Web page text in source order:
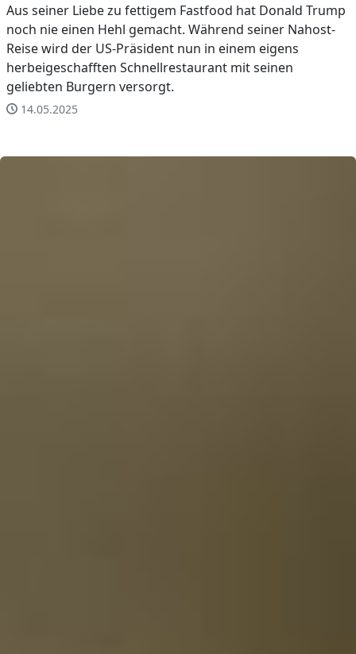
Aus seiner Liebe zu fettigem Fastfood hat Donald Trump
noch nie einen Hehl gemacht. Während seiner Nahost-
Reise wird der US-Präsident nun in einem eigens
herbeigeschafften Schnellrestaurant mit seinen
geliebten Burgern versorgt.
14.05.2025